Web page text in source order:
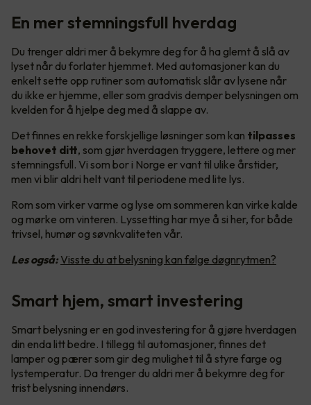
En mer stemningsfull hverdag
Du trenger aldri mer å bekymre deg for å ha glemt å slå av
lyset når du forlater hjemmet. Med automasjoner kan du
enkelt sette opp rutiner som automatisk slår av lysene når
du ikke er hjemme, eller som gradvis demper belysningen om
kvelden for å hjelpe deg med å slappe av.
Det finnes en rekke forskjellige løsninger som kan tilpasses
behovet ditt, som gjør hverdagen tryggere, lettere og mer
stemningsfull. Vi som bor i Norge er vant til ulike årstider,
men vi blir aldri helt vant til periodene med lite lys.
Rom som virker varme og lyse om sommeren kan virke kalde
og mørke om vinteren. Lyssetting har mye å si her, for både
trivsel, humør og søvnkvaliteten vår.
Les også: Visste du at belysning kan følge døgnrytmen?
Smart hjem, smart investering
Smart belysning er en god investering for å gjøre hverdagen
din enda litt bedre. I tillegg til automasjoner, finnes det
lamper og pærer som gir deg mulighet til å styre farge og
lystemperatur. Da trenger du aldri mer å bekymre deg for
trist belysning innendørs.